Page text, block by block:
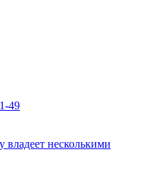
49
несколькими